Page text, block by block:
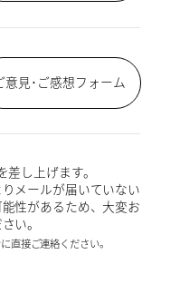
意見･ご感想フォーム
し上げます。
メールが届いていない
性があるため、大変お
い。
直接ご連絡ください。